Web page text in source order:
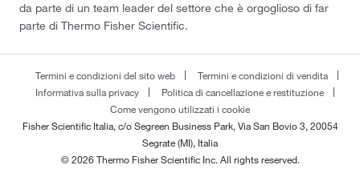
da parte di un team leader del settore che è orgoglioso di far
parte di Thermo Fisher Scientific.
Termini e condizioni del sito web
Termini e condizioni di vendita
Informativa sulla privacy
Politica di cancellazione e restituzione
Come vengono utilizzati i cookie
Fisher Scientific Italia, c/o Segreen Business Park, Via San Bovio 3, 20054
Segrate (MI), Italia
© 2026 Thermo Fisher Scientific Inc. All rights reserved.